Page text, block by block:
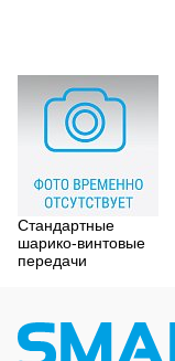
Стандартные
шарико-винтовые
передачи